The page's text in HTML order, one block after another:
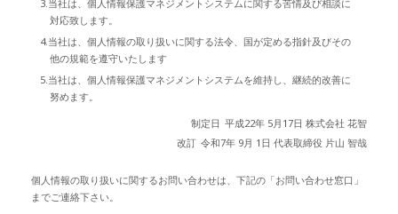
3.当社は、個人情報保護マネジメントシステムに関する苦情及び相談に
対応致します。
4.当社は、個人情報の取り扱いに関する法令、国が定める指針及びその
他の規範を遵守いたします
5.当社は、個人情報保護マネジメントシステムを維持し、継続的改善に
努めます。
制定日 平成22年 5月17日 株式会社 花智
改訂 令和7年 9月 1日 代表取締役 片山 智哉
個人情報の取り扱いに関するお問い合わせは、下記の「お問い合わせ窓口」
までご連絡下さい。